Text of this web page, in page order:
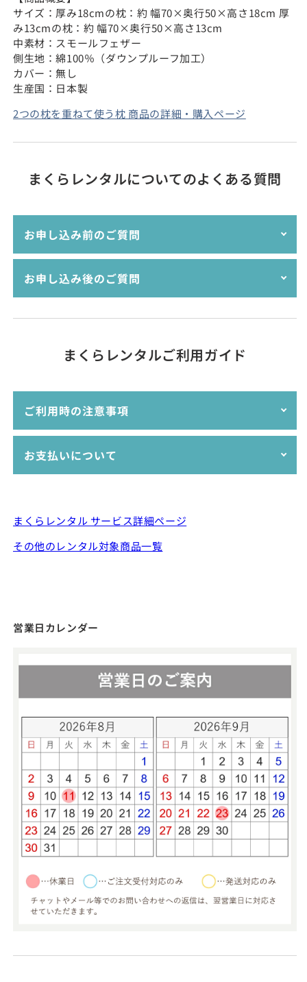
サイズ：厚み18cmの枕：約 幅70×奥行50×高さ18cm 厚
み13cmの枕：約 幅70×奥行50×高さ13cm
中素材：スモールフェザー
側生地：綿100％（ダウンプルーフ加工）
カバー：無し
生産国：日本製
2つの枕を重ねて使う枕 商品の詳細・購入ページ
まくらレンタルについてのよくある質問
お申し込み前のご質問
枕のレンタルサービスって何ですか？
お支払い方法は選べますか？
枕は複数レンタルできますか？
お店で試せますか？店舗はありますか？
レンタルする枕は新品ですか？
枕はクリーニングしていますか？
枕カバーは付いていますか？
ラッピングはできますか？
お申し込み後のご質問
レンタルの途中で他の枕に交換できますか？
レンタルした枕をそのまま購入できますか？
返却時、配送業者はどこを使えばいいですか？
枕カバーは洗って返却したほうがいいですか？
気に入った枕はどこで購入できますか？
割引クーポンは、いくら割引されますか？
枕を複数レンタルしたときの割引はどうなりますか？
返却期限を過ぎてしまった場合、延長料は掛かりますか？
まくらレンタルご利用ガイド
ご利用時の注意事項
みとさせていただいております。
レンタル用の枕は再利用させて頂いております。ご使用
しまうため、整髪料などをつけたままのご使用はお控え
レンタルの特性上、新品の枕とは使用感の違いが出る場
上で毎回クリーニング、および殺菌処理を行っておりま
一部の枕には、レンタル用にご用意した枕カバーをお付
けしております。レンタル時に枕カバーが付属していて
も、実際の商品には付属していない場合がございますの
い。
万が一、レンタル期間中に枕を紛失したり、破損してし
まった場合には、実費でのご負担を頂く場合もございま
す。まずは当店までご連絡くださいませ。
枕によっては高さ調節シートや、中素材が取り出し可能
なものがあります。返送時には、それらの付属パーツも
必ず同梱のうえ返却をお願いします。
レンタル枕の在庫状況は常に変動しております。出来る
限り最新の情報を掲載しておりますが、数分の違いで在
庫が変動する場合がありますこと、あらかじめご了承く
お支払いについて
クレジットカード（VISA,MASTER,AMEX,JCB）
Apple Pay、Google Pay
まくらレンタル サービス詳細ページ
その他のレンタル対象商品一覧
営業日カレンダー